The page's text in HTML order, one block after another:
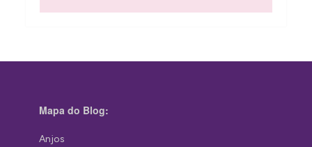
Mapa do Blog:
Anjos